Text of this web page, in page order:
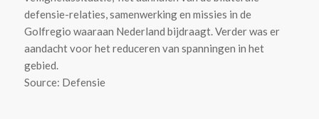
defensie-relaties, samenwerking en missies in de
Golfregio waaraan Nederland bijdraagt. Verder was er
aandacht voor het reduceren van spanningen in het
gebied.
Source: Defensie